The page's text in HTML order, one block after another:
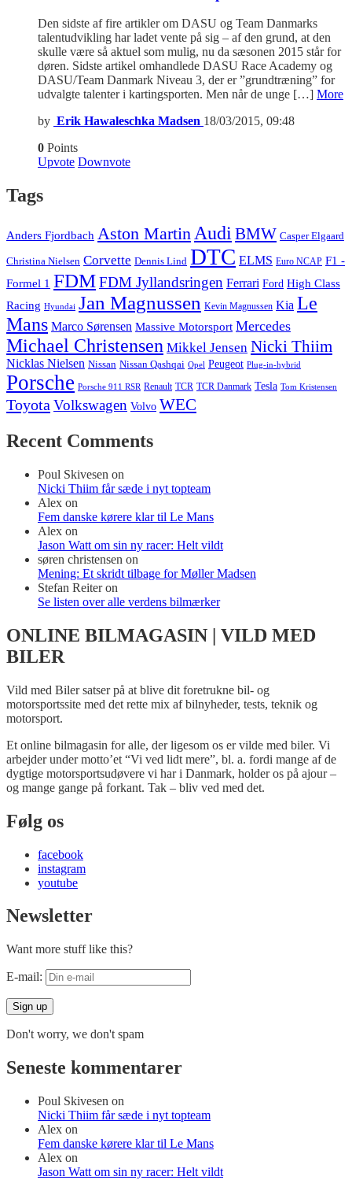
Den sidste af fire artikler om DASU og Team Danmarks
talentudvikling har ladet vente på sig – af den grund, at den
skulle være så aktuel som mulig, nu da sæsonen 2015 står for
døren. Sidste artikel omhandlede DASU Race Academy og
DASU/Team Danmark Niveau 3, der er ”grundtræning” for
udvalgte talenter i kartingsporten. Men når de unge […] More
by Erik Hawaleschka Madsen 18/03/2015, 09:48
0 Points
Upvote Downvote
Tags
Anders Fjordbach Aston Martin Audi BMW Casper Elgaard
Christina Nielsen Corvette Dennis Lind DTC ELMS Euro NCAP F1 -
Formel 1 FDMFDM Jyllandsringen Ferrari Ford High Class
Racing Hyundai Jan Magnussen Kevin Magnussen Kia Le
Mans Marco Sørensen Massive Motorsport Mercedes
Michael Christensen Mikkel Jensen Nicki Thiim
Nicklas Nielsen Nissan Nissan Qashqai Opel Peugeot Plug-in-hybrid
Porsche Porsche 911 RSR Renault TCR TCR Danmark Tesla Tom Kristensen
Toyota Volkswagen Volvo WEC
Recent Comments
Poul Skivesen on
Nicki Thiim får sæde i nyt topteam
Alex on
Fem danske kørere klar til Le Mans
Alex on
Jason Watt om sin ny racer: Helt vildt
søren christensen on
Mening: Et skridt tilbage for Møller Madsen
Stefan Reiteron
Se listen over alle verdens bilmærker
ONLINE BILMAGASIN | VILD MED
BILER
Vild med Biler satser på at blive dit foretrukne bil- og
motorsportssite med det rette mix af bilnyheder, tests, teknik og
motorsport.
Et online bilmagasin for alle, der ligesom os er vilde med biler. Vi
arbejder under motto’et “Vi ved lidt mere”, bl. a. fordi mange af de
dygtige motorsportsudøvere vi har i Danmark, holder os på ajour –
og mange gange på forkant. Tak – bliv ved med det.
Følg os
facebook
instagram
youtube
Newsletter
Want more stuff like this?
E-mail:
Don't worry, we don't spam
Seneste kommentarer
Poul Skivesen on
Nicki Thiim får sæde i nyt topteam
Alex on
Fem danske kørere klar til Le Mans
Alex on
Jason Watt om sin ny racer: Helt vildt